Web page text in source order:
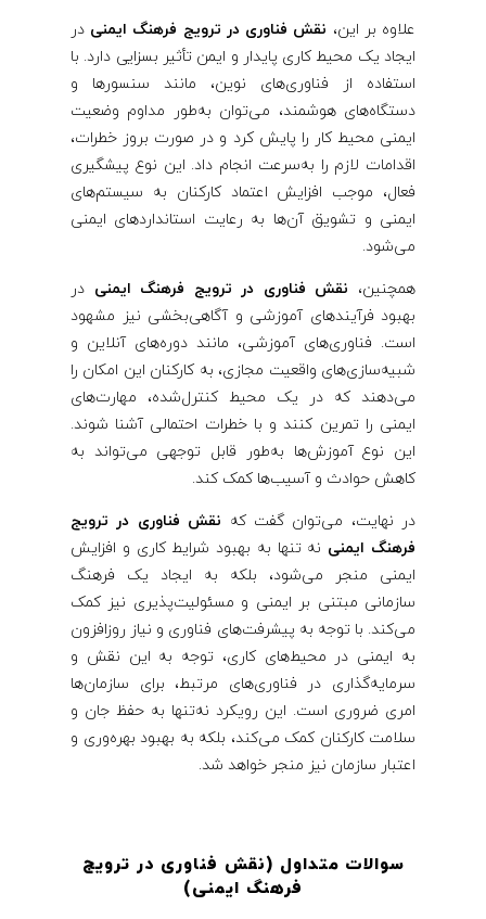
علاوه بر این، نقش فناوری در ترویج فرهنگ ایمنی در
ایجاد یک محیط کاری پایدار و ایمن تأثیر بسزایی دارد. با
استفاده از فناوری‌های نوین، مانند سنسورها و
دستگاه‌های هوشمند، می‌توان به‌طور مداوم وضعیت
ایمنی محیط کار را پایش کرد و در صورت بروز خطرات،
اقدامات لازم را به‌سرعت انجام داد. این نوع پیشگیری
فعال، موجب افزایش اعتماد کارکنان به سیستم‌های
ایمنی و تشویق آن‌ها به رعایت استانداردهای ایمنی
می‌شود.
همچنین، نقش فناوری در ترویج فرهنگ ایمنی در
بهبود فرآیندهای آموزشی و آگاهی‌بخشی نیز مشهود
است. فناوری‌های آموزشی، مانند دوره‌های آنلاین و
شبیه‌سازی‌های واقعیت مجازی، به کارکنان این امکان را
می‌دهند که در یک محیط کنترل‌شده، مهارت‌های
ایمنی را تمرین کنند و با خطرات احتمالی آشنا شوند.
این نوع آموزش‌ها به‌طور قابل توجهی می‌تواند به
کاهش حوادث و آسیب‌ها کمک کند.
در نهایت، می‌توان گفت که نقش فناوری در ترویج
فرهنگ ایمنی نه تنها به بهبود شرایط کاری و افزایش
ایمنی منجر می‌شود، بلکه به ایجاد یک فرهنگ
سازمانی مبتنی بر ایمنی و مسئولیت‌پذیری نیز کمک
می‌کند. با توجه به پیشرفت‌های فناوری و نیاز روزافزون
به ایمنی در محیط‌های کاری، توجه به این نقش و
سرمایه‌گذاری در فناوری‌های مرتبط، برای سازمان‌ها
امری ضروری است. این رویکرد نه‌تنها به حفظ جان و
سلامت کارکنان کمک می‌کند، بلکه به بهبود بهره‌وری و
اعتبار سازمان نیز منجر خواهد شد.
سوالات متداول (نقش فناوری در ترویج
فرهنگ ایمنی)